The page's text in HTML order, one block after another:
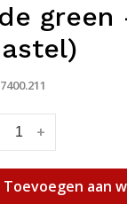
7400.211
+
Toevoegen aan